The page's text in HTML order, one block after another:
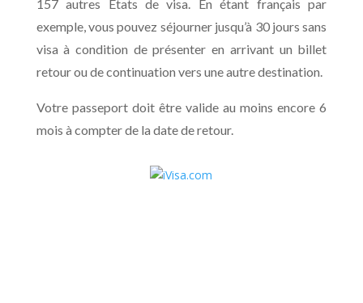
157 autres États de visa. En étant français par
exemple, vous pouvez séjourner jusqu’à 30 jours sans
visa à condition de présenter en arrivant un billet
retour ou de continuation vers une autre destination.
Votre passeport doit être valide au moins encore 6
mois à compter de la date de retour.